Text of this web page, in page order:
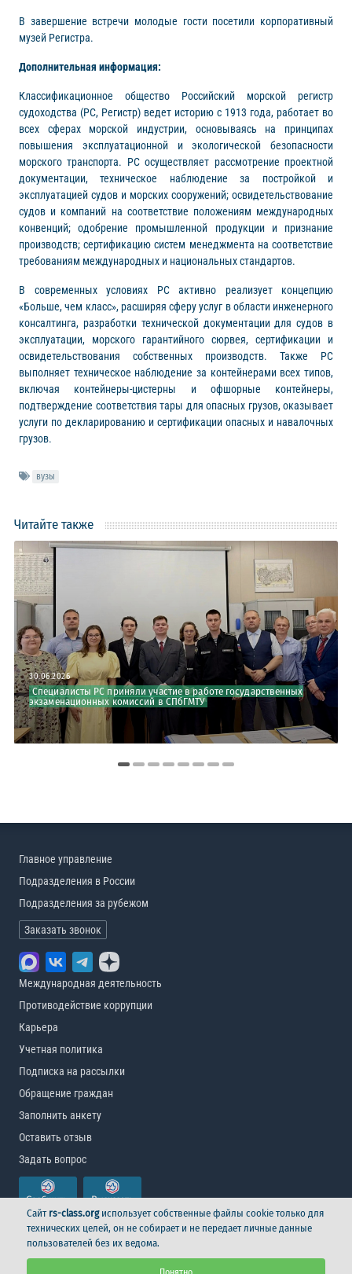
В завершение встречи молодые гости посетили корпоративный
музей Регистра.
Дополнительная информация:
Классификационное общество Российский морской регистр
судоходства (РС, Регистр) ведет историю с 1913 года, работает во
всех сферах морской индустрии, основываясь на принципах
повышения эксплуатационной и экологической безопасности
морского транспорта. РС осуществляет рассмотрение проектной
документации, техническое наблюдение за постройкой и
эксплуатацией судов и морских сооружений; освидетельствование
судов и компаний на соответствие положениям международных
конвенций; одобрение промышленной продукции и признание
производств; сертификацию систем менеджмента на соответствие
требованиям международных и национальных стандартов.
В современных условиях РС активно реализует концепцию
«Больше, чем класс», расширяя сферу услуг в области инженерного
консалтинга, разработки технической документации для судов в
эксплуатации, морского гарантийного сюрвея, сертификации и
освидетельствования собственных производств. Также РС
выполняет техническое наблюдение за контейнерами всех типов,
включая контейнеры-цистерны и офшорные контейнеры,
подтверждение соответствия тары для опасных грузов, оказывает
услуги по декларированию и сертификации опасных и навалочных
грузов.
вузы
Читайте также
30.06.2026
Специалисты РС приняли участие в работе государственных
экзаменационных комиссий в СПбГМТУ
Главное управление
Подразделения в России
Подразделения за рубежом
Заказать звонок
Международная деятельность
Противодействие коррупции
Карьера
Учетная политика
Подписка на рассылки
Обращение граждан
Заполнить анкету
Оставить отзыв
Задать вопрос
© Российский морской регистр судоходства, 2026
Сайт rs-class.orgиспользует собственные файлы cookie только для
технических целей, он не собирает и не передает личные данные
пользователей без их ведома.